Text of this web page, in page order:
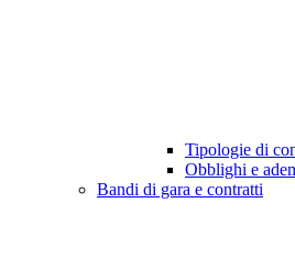
Tipologie di
Obblighi e
Bandi di gara e contratti